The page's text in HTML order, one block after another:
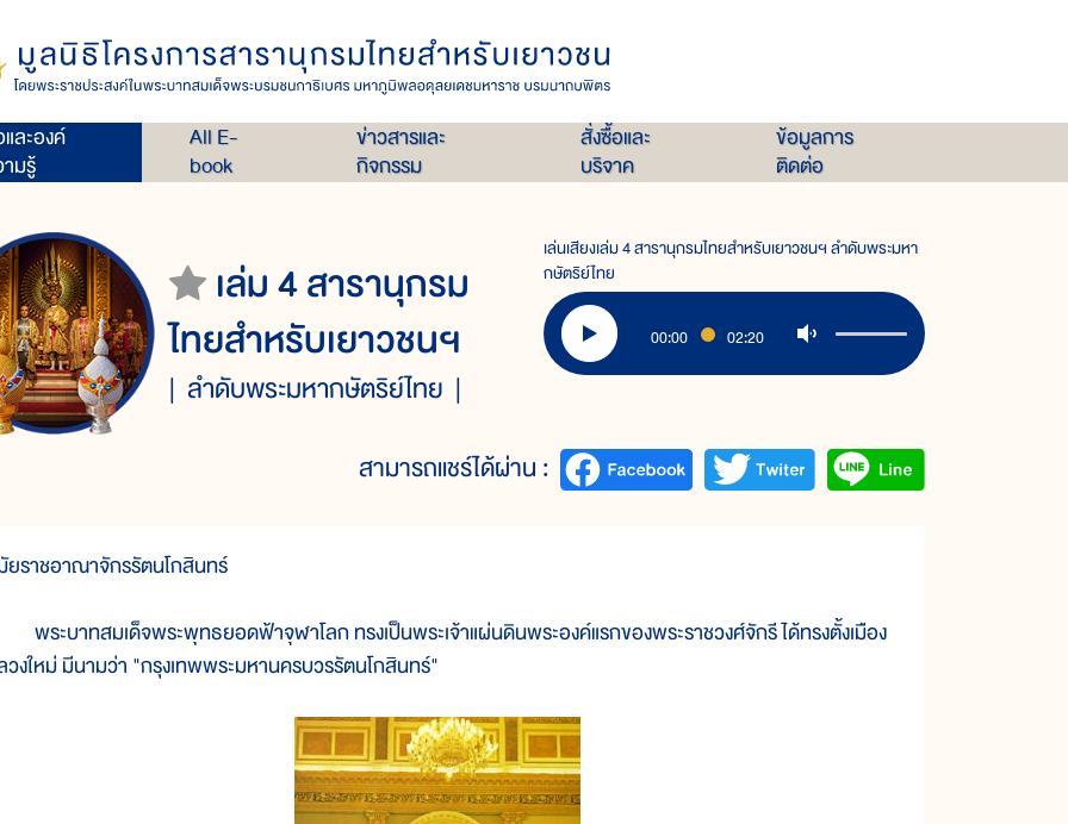
ละองค์
มรู้
All E-
book
ข่าวสารและ
กิจกรรม
สั่งซื้อและ
บริจาค
ข้อมูลการ
ติดต่อ
เล่ม 4 สารานุกรม
ไทยสำหรับเยาวชนฯ
ลำดับพระมหากษัตริย์ไทย
เล่นเสียงเล่ม 4 สารานุกรมไทยสำหรับเยาวชนฯ ลำดับพระมหา
กษัตริย์ไทย
00:00 02:20
สามารถแชร์ได้ผ่าน :
ยราชอาณาจักรรัตนโกสินทร์
พระบาทสมเด็จพระพุทธยอดฟ้าจุฬาโลก ทรงเป็นพระเจ้าแผ่นดินพระองค์แรกของพระราชวงศ์จักรี ได้ทรงตั้งเมือง
วงใหม่ มีนามว่า "กรุงเทพพระมหานครบวรรัตนโกสินทร์"